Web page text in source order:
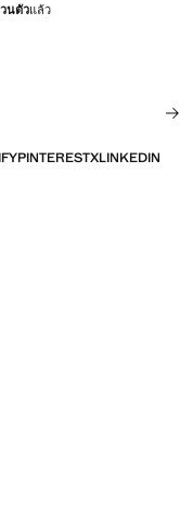
นตัวแล้ว
PINTERESTXLINKEDIN